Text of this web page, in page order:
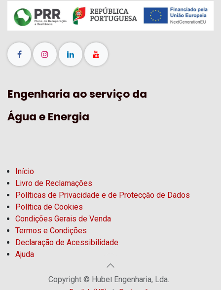
Engenharia ao serviço da
Água e Energia
Início
Livro de Reclamações
Políticas de Privacidade e de Protecção de Dados
Política de Cookies
Condições Gerais de Venda
Termos e Condições
Declaração de Acessibilidade
Ajuda
Copyright © Hubel Engenharia, Lda.